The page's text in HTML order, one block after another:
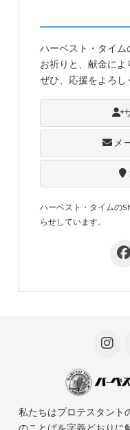
ハーベスト・タイム
お祈りと、献金によ
ぜひ、応援をよろし
メ
ハーベスト・タイムの
らせしています。
私たちはプロテスタント